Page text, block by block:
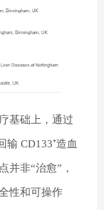
基础上，通过
输 CD133⁺造血
并非“治愈”，
性和可操作